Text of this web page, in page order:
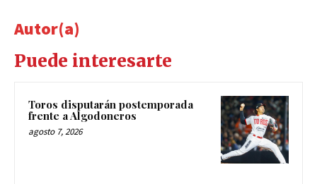
Autor(a)
Puede interesarte
Toros disputarán postemporada
frente a Algodoneros
agosto 7, 2026